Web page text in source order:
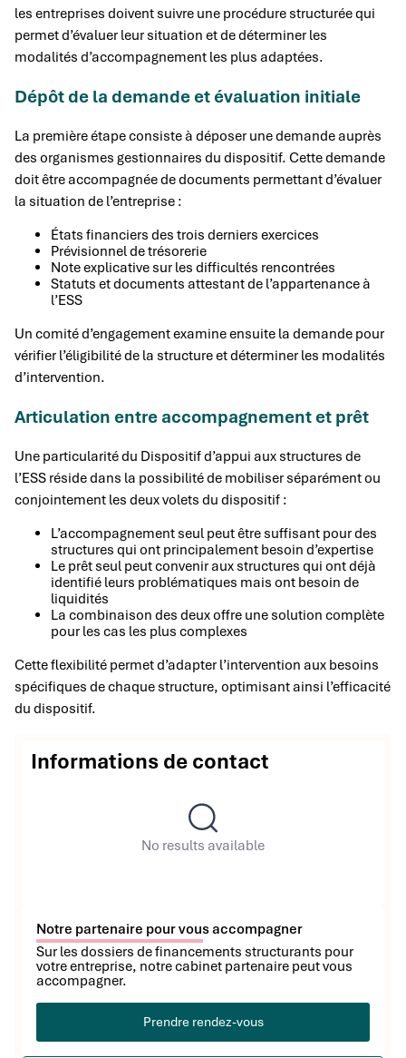
les entreprises doivent suivre une procédure structurée qui
permet d’évaluer leur situation et de déterminer les
modalités d’accompagnement les plus adaptées.
Dépôt de la demande et évaluation initiale
La première étape consiste à déposer une demande auprès
des organismes gestionnaires du dispositif. Cette demande
doit être accompagnée de documents permettant d’évaluer
la situation de l’entreprise :
États financiers des trois derniers exercices
Prévisionnel de trésorerie
Note explicative sur les difficultés rencontrées
Statuts et documents attestant de l’appartenance à
l’ESS
Un comité d’engagement examine ensuite la demande pour
vérifier l’éligibilité de la structure et déterminer les modalités
d’intervention.
Articulation entre accompagnement et prêt
Une particularité du Dispositif d’appui aux structures de
l’ESS réside dans la possibilité de mobiliser séparément ou
conjointement les deux volets du dispositif :
L’accompagnement seul peut être suffisant pour des
structures qui ont principalement besoin d’expertise
Le prêt seul peut convenir aux structures qui ont déjà
identifié leurs problématiques mais ont besoin de
liquidités
La combinaison des deux offre une solution complète
pour les cas les plus complexes
Cette flexibilité permet d’adapter l’intervention aux besoins
spécifiques de chaque structure, optimisant ainsi l’efficacité
du dispositif.
Informations de contact
No results available
Notre partenaire pour vous accompagner
Sur les dossiers de financements structurants pour
votre entreprise, notre cabinet partenaire peut vous
accompagner.
Prendre rendez-vous